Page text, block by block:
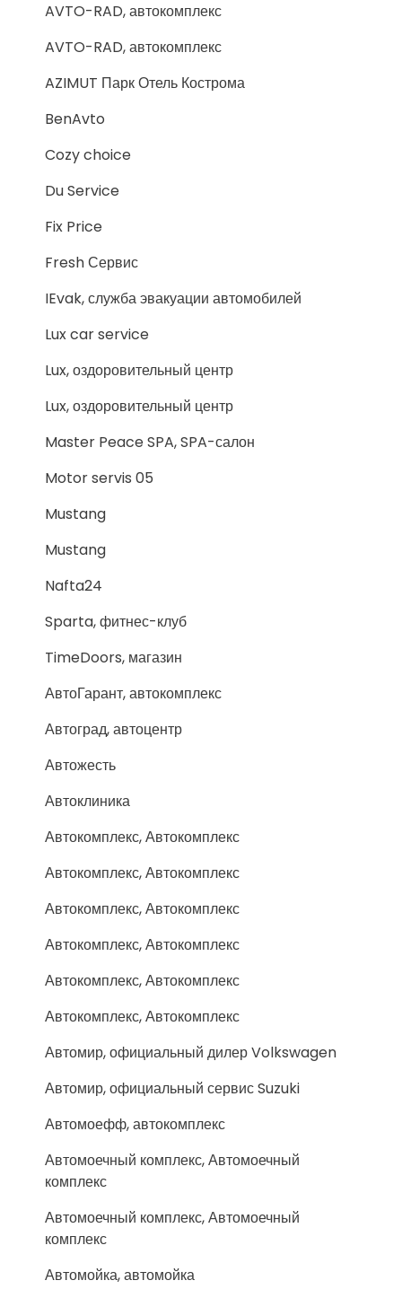
AVTO-RAD, автокомплекс
AVTO-RAD, автокомплекс
AZIMUT Парк Отель Кострома
BenAvto
Cozy choice
Du Service
Fix Price
Fresh Сервис
IEvak, служба эвакуации автомобилей
Lux car service
Lux, оздоровительный центр
Lux, оздоровительный центр
Master Peace SPA, SPA-салон
Motor servis 05
Mustang
Mustang
Nafta24
Sparta, фитнес-клуб
TimeDoors, магазин
АвтоГарант, автокомплекс
Автоград, автоцентр
Автожесть
Автоклиника
Автокомплекс, Автокомплекс
Автокомплекс, Автокомплекс
Автокомплекс, Автокомплекс
Автокомплекс, Автокомплекс
Автокомплекс, Автокомплекс
Автокомплекс, Автокомплекс
Автомир, официальный дилер Volkswagen
Автомир, официальный сервис Suzuki
Автомоефф, автокомплекс
Автомоечный комплекс, Автомоечный
комплекс
Автомоечный комплекс, Автомоечный
комплекс
Автомойка, автомойка